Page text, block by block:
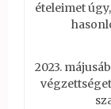
ételeimet
2023.